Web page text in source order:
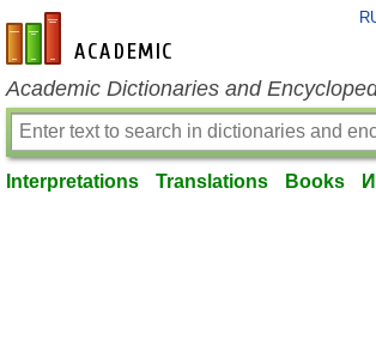
en-academic.com
Academic Dictionaries and
Interpretations Translations Books